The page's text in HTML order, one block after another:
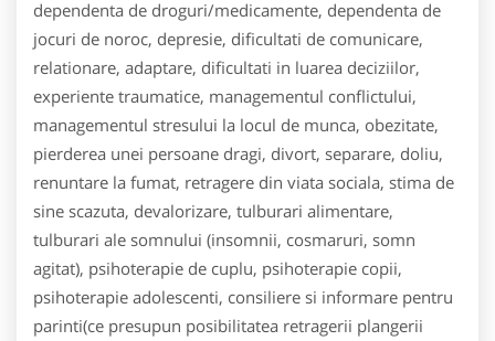
dependenta de droguri/medicamente, dependenta de
jocuri de noroc, depresie, dificultati de comunicare,
relationare, adaptare, dificultati in luarea deciziilor,
experiente traumatice, managementul conflictului,
managementul stresului la locul de munca, obezitate,
pierderea unei persoane dragi, divort, separare, doliu,
renuntare la fumat, retragere din viata sociala, stima de
sine scazuta, devalorizare, tulburari alimentare,
tulburari ale somnului (insomnii, cosmaruri, somn
agitat), psihoterapie de cuplu, psihoterapie copii,
psihoterapie adolescenti, consiliere si informare pentru
parinti(ce presupun posibilitatea retragerii plangerii